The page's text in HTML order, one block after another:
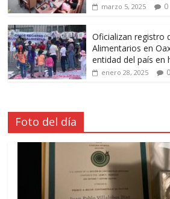
marzo 5, 2025 0
Oficializan registro
Alimentarios en
entidad del país en
enero 28, 2025 0
Foto del día